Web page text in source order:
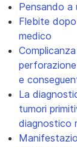
Pensando a
Flebite
medico
e
La
tumori
diagnostico